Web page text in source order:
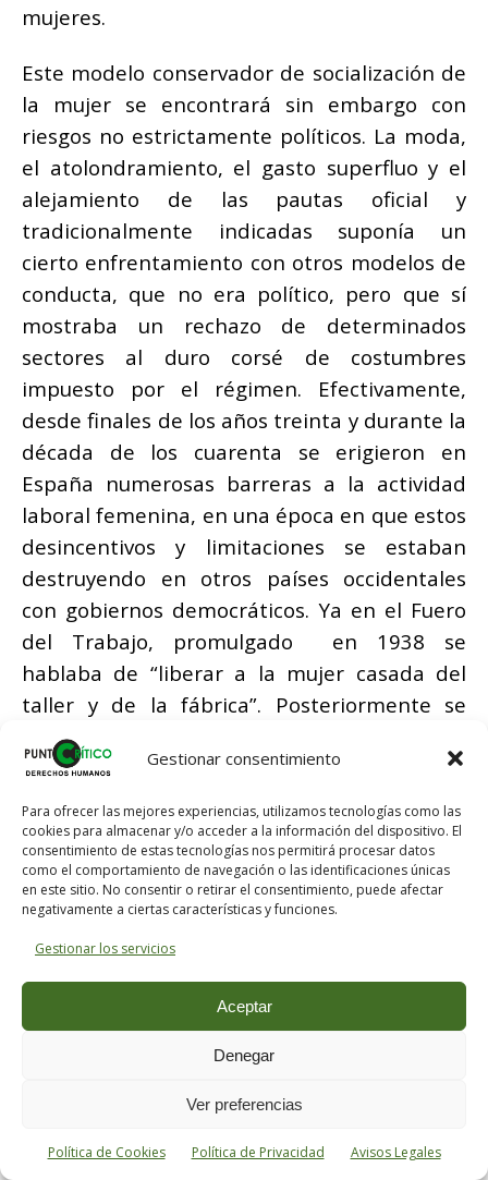
Gestionar consentimiento
Para ofrecer las mejores experiencias, utilizamos tecnologías como las
cookies para almacenar y/o acceder a la información del dispositivo. El
consentimiento de estas tecnologías nos permitirá procesar datos
como el comportamiento de navegación o las identificaciones únicas
en este sitio. No consentir o retirar el consentimiento, puede afectar
negativamente a ciertas características y funciones.
Gestionar los servicios
Aceptar
Denegar
Ver preferencias
Política de Cookies Política de Privacidad Avisos Legales
mujeres.
Este modelo conservador de socialización de
la mujer se encontrará sin embargo con
riesgos no estrictamente políticos. La moda,
el atolondramiento, el gasto superfluo y el
alejamiento de las pautas oficial y
tradicionalmente indicadas suponía un
cierto enfrentamiento con otros modelos de
conducta, que no era político, pero que sí
mostraba un rechazo de determinados
sectores al duro corsé de costumbres
impuesto por el régimen. Efectivamente,
desde finales de los años treinta y durante la
década de los cuarenta se erigieron en
España numerosas barreras a la actividad
laboral femenina, en una época en que estos
desincentivos y limitaciones se estaban
destruyendo en otros países occidentales
con gobiernos democráticos. Ya en el Fuero
del Trabajo, promulgado en 1938 se
hablaba de “liberar a la mujer casada del
taller y de la fábrica”. Posteriormente se
prohibió el trabajo de la mujer casada si el
marido tenía un mínimo de ingresos
determinado. La Ley de reglamentaciones de
1942 implanta la obligatoriedad de
abandono del trabajo por parte de la mujer
cuando contraiga matrimonio y algunas
importantes empresas como Telefónica
hacen constar en sus cláusulas esta
normativa al contratar: si había una
reincorporación posterior, debía contar con
la autorización del marido. Por contraste, la
igualdad de derechos laborales de los
trabajadores de ambos sexos, si bien